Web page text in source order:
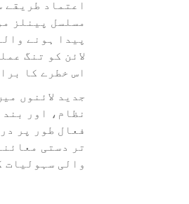
اعتماد طریقے
مسلسل پینلز
لائن کو تنگ
اس خطرے کا
جدید لائنوں
نظام، اور
فعال طور پر
تر دستی
والی سہولیات